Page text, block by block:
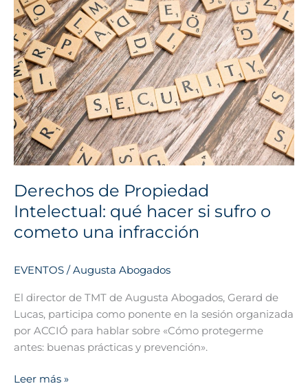
Derechos de Propiedad
Intelectual: qué hacer si sufro o
cometo una infracción
EVENTOS /Augusta Abogados
El director de TMT de Augusta Abogados, Gerard de
Lucas, participa como ponente en la sesión organizada
por ACCIÓ para hablar sobre «Cómo protegerme
antes: buenas prácticas y prevención».
Propiedad
Intelectual:
qué
hacer
si
sufro
o
cometo
una
infracción
Leer más »